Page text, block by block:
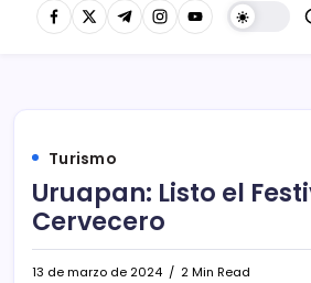
Turismo
Uruapan: Listo el
Cervecero
13 de marzo de 2024 2 Min Read